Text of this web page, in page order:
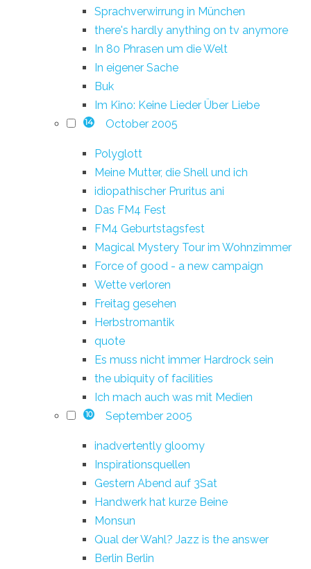
Sprachverwirrung in München
there's hardly anything on tv anymore
In 80 Phrasen um die Welt
In eigener Sache
Buk
Im Kino: Keine Lieder Über Liebe
14 October 2005
Polyglott
Meine Mutter, die Shell und ich
idiopathischer Pruritus ani
Das FM4 Fest
FM4 Geburtstagsfest
Magical Mystery Tour im Wohnzimmer
Force of good - a new campaign
Wette verloren
Freitag gesehen
Herbstromantik
quote
Es muss nicht immer Hardrock sein
the ubiquity of facilities
Ich mach auch was mit Medien
10 September 2005
inadvertently gloomy
Inspirationsquellen
Gestern Abend auf 3Sat
Handwerk hat kurze Beine
Monsun
Qual der Wahl? Jazz is the answer
Berlin Berlin